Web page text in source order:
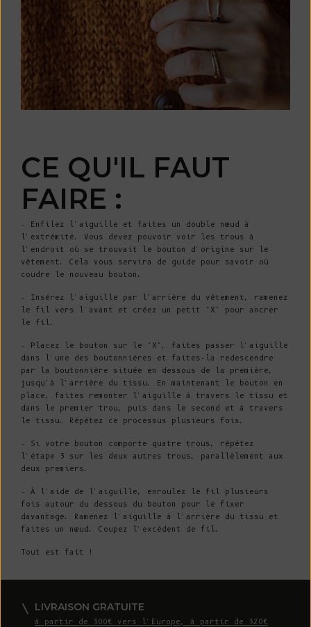
CE QU'IL FAUT
FAIRE :
- Enfilez l'aiguille et faites un double nœud à
l'extrémité. Vous devez pouvoir voir les trous à
l'endroit où se trouvait le bouton d'origine sur le
vêtement. Cela vous servira de guide pour savoir où
coudre le nouveau bouton.
- Insérez l'aiguille par l'arrière du vêtement, ramenez
le fil vers l'avant et créez un petit "X" pour ancrer
le fil.
- Placez le bouton sur le "X", faites passer l'aiguille
dans l'une des boutonnières et faites-la redescendre
par la boutonnière située en dessous de la première,
jusqu'à l'arrière du tissu. En maintenant le bouton en
place, faites remonter l'aiguille à travers le tissu et
dans le premier trou, puis dans le second et à travers
le tissu. Répétez ce processus plusieurs fois.
- Si votre bouton comporte quatre trous, répétez
l'étape 3 sur les deux autres trous, parallèlement aux
deux premiers.
- À l'aide de l'aiguille, enroulez le fil plusieurs
fois autour du dessous du bouton pour le fixer
davantage. Ramenez l'aiguille à l'arrière du tissu et
faites un nœud. Coupez l'excédent de fil.
Tout est fait !
LIVRAISON GRATUITE
à partir de 300€ vers l'Europe, à partir de 320€